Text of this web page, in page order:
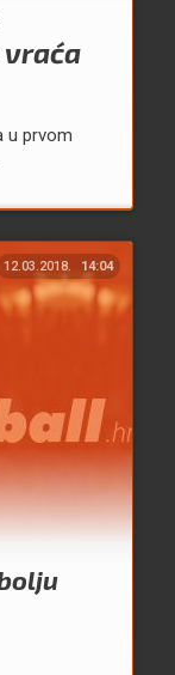
vraća
u prvom
12.03.2018. 14:04